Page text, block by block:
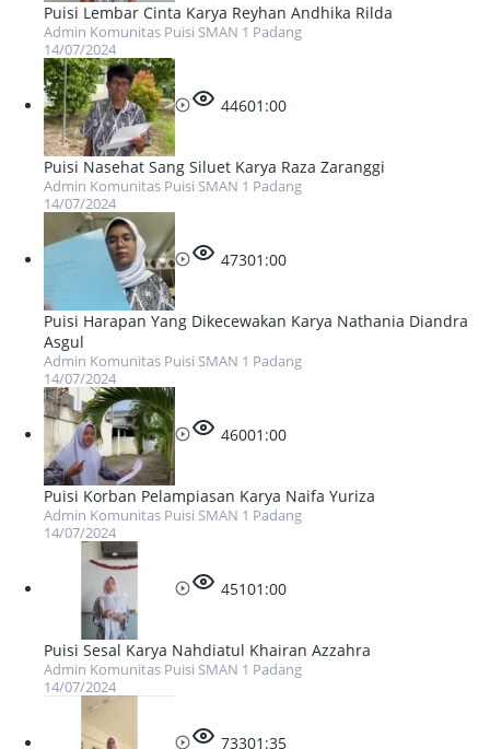
Puisi Lembar Cinta Karya Reyhan Andhika Rilda
Admin Komunitas Puisi SMAN 1 Padang
14/07/2024
44601:00
Puisi Nasehat Sang Siluet Karya Raza Zaranggi
Admin Komunitas Puisi SMAN 1 Padang
14/07/2024
47301:00
Puisi Harapan Yang Dikecewakan Karya Nathania Diandra
Asgul
Admin Komunitas Puisi SMAN 1 Padang
14/07/2024
46001:00
Puisi Korban Pelampiasan Karya Naifa Yuriza
Admin Komunitas Puisi SMAN 1 Padang
14/07/2024
45101:00
Puisi Sesal Karya Nahdiatul Khairan Azzahra
Admin Komunitas Puisi SMAN 1 Padang
14/07/2024
73301:35